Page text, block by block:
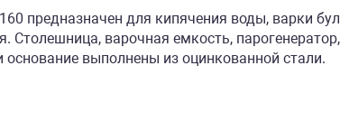
предназначен для кипячения воды, варки
варочная емкость,
выполнены из оцинкованной стали.